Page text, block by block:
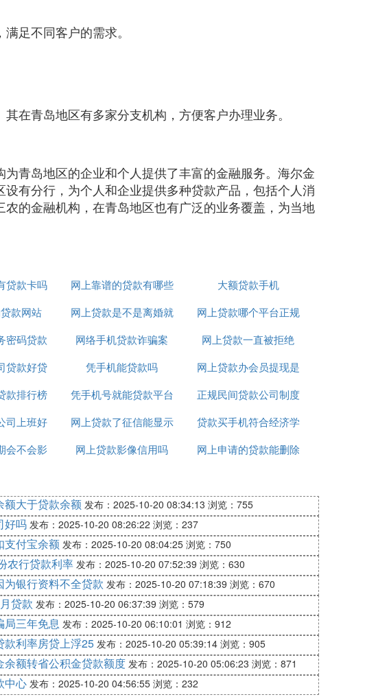
足不同客户的需求。
在青岛地区有多家分支机构，方便客户办理业务。
青岛地区的企业和个人提供了丰富的金融服务。海尔金
有分行，为个人和企业提供多种贷款产品，包括个人消
的金融机构，在青岛地区也有广泛的业务覆盖，为当地
贷款卡吗 网上靠谱的贷款有哪些
大额贷款手机
款网站
网上贷款是不是离婚就
不用还了
网上贷款哪个平台正规
利息低
密码贷款
网络手机贷款诈骗案
网上贷款一直被拒绝
贷款好贷 凭手机能贷款吗
网上贷款办会员提现是
真的吗
款排行榜 凭手机号就能贷款平台
正规民间贷款公司制度
司上班好
网上贷款了征信能显示
出来吗
贷款买手机符合经济学
吗
会不会影
网上贷款影像信用吗
网上申请的贷款能删除
额大于贷款余额 发布：2025-10-20 08:34:13 浏览：755
好吗 发布：2025-10-20 08:26:22 浏览：237
支付宝余额 发布：2025-10-20 08:04:25 浏览：750
农行贷款利率发布：2025-10-20 07:52:39 浏览：630
为银行资料不全贷款 发布：2025-10-20 07:18:39 浏览：670
贷款 发布：2025-10-20 06:37:39 浏览：579
局三年免息 发布：2025-10-20 06:10:01 浏览：912
款利率房贷上浮25 发布：2025-10-20 05:39:14 浏览：905
余额转省公积金贷款额度 发布：2025-10-20 05:06:23 浏览：871
中心 发布：2025-10-20 04:56:55 浏览：232